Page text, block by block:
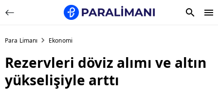
Para Limanı Ekonomi
Rezervleri döviz alımı ve altın
yükselişiyle arttı